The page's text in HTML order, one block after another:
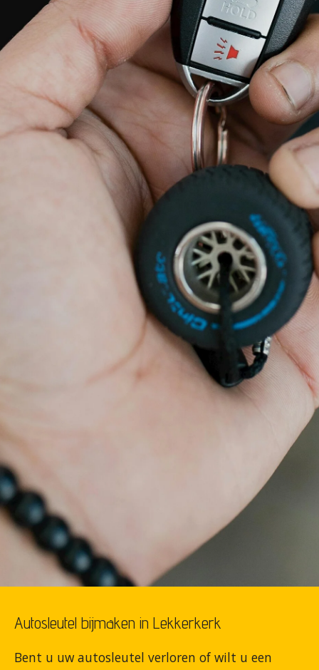
Autosleutel bijmaken in Lekkerkerk
Bent u uw autosleutel verloren of wilt u een